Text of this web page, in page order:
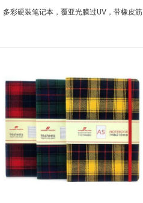
多彩硬装笔记本，覆亚光膜过UV，带橡皮筋